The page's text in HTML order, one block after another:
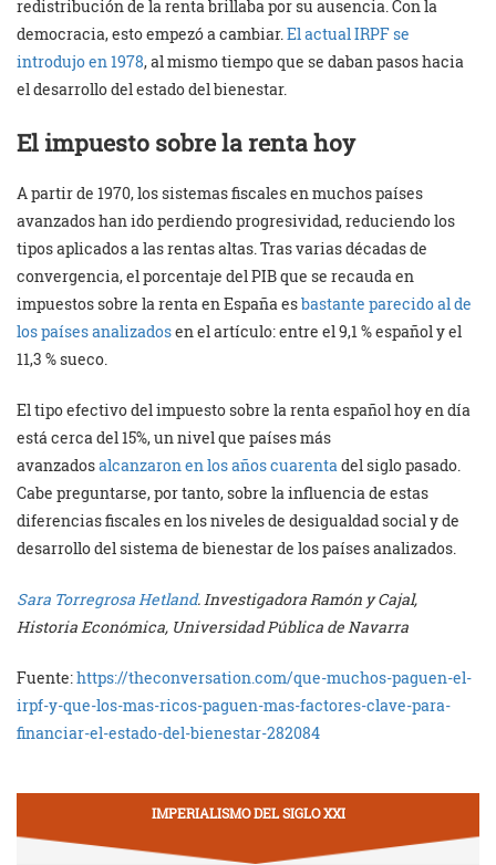
redistribución de la renta brillaba por su ausencia. Con la
democracia, esto empezó a cambiar.El actual IRPF se
introdujo en 1978, al mismo tiempo que se daban pasos hacia
el desarrollo del estado del bienestar.
El impuesto sobre la renta hoy
A partir de 1970, los sistemas fiscales en muchos países
avanzados han ido perdiendo progresividad, reduciendo los
tipos aplicados a las rentas altas. Tras varias décadas de
convergencia, el porcentaje del PIB que se recauda en
impuestos sobre la renta en España esbastante parecido al de
los países analizadosen el artículo: entre el 9,1 % español y el
11,3 % sueco.
El tipo efectivo del impuesto sobre la renta español hoy en día
está cerca del 15%, un nivel que países más
avanzadosalcanzaron en los años cuarenta del siglo pasado.
Cabe preguntarse, por tanto, sobre la influencia de estas
diferencias fiscales en los niveles de desigualdad social y de
desarrollo del sistema de bienestar de los países analizados.
Sara Torregrosa Hetland. Investigadora Ramón y Cajal,
Historia Económica, Universidad Pública de Navarra
Fuente:https://theconversation.com/que-muchos-paguen-el-
irpf-y-que-los-mas-ricos-paguen-mas-factores-clave-para-
financiar-el-estado-del-bienestar-282084
IMPERIALISMO DEL SIGLO XXI